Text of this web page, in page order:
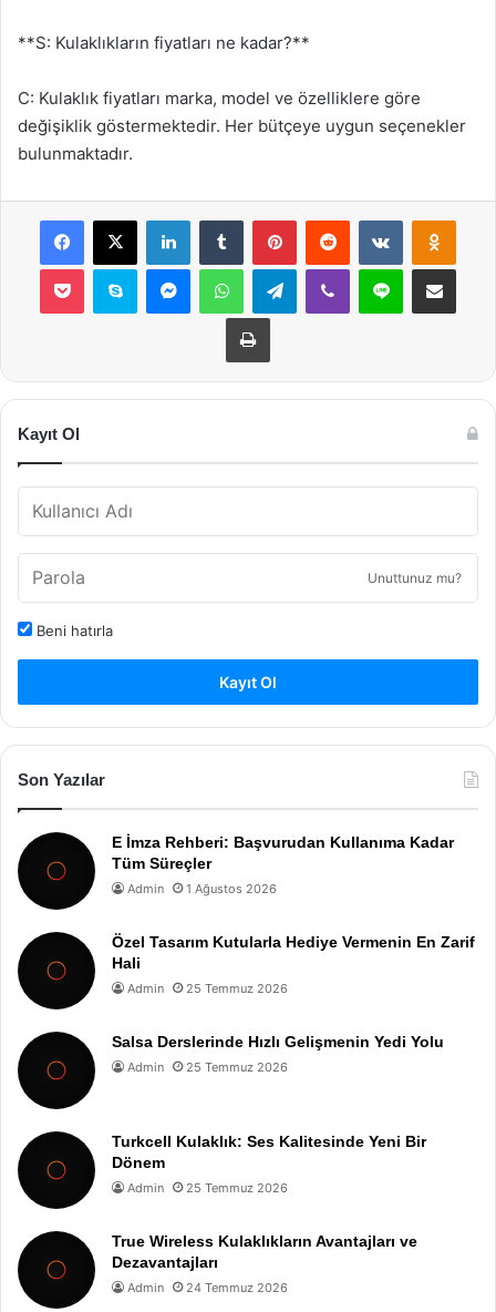
**S: Kulaklıkların fiyatları ne kadar?**
C: Kulaklık fiyatları marka, model ve özelliklere göre
değişiklik göstermektedir. Her bütçeye uygun seçenekler
bulunmaktadır.
Facebook
X LinkedInTumblr PinterestReddit VKontakte
Pocket Skype MessengerWhatsAppTelegramViber Line E-Posta ile
Yazdır
Kayıt Ol
Unuttunuz mu?
Beni hatırla
Kayıt Ol
Son Yazılar
E İmza Rehberi: Başvurudan Kullanıma Kadar
Tüm Süreçler
Admin 1 Ağustos 2026
Özel Tasarım Kutularla Hediye Vermenin En Zarif
Hali
Admin 25 Temmuz 2026
Salsa Derslerinde Hızlı Gelişmenin Yedi Yolu
Admin 25 Temmuz 2026
Turkcell Kulaklık: Ses Kalitesinde Yeni Bir
Dönem
Admin 25 Temmuz 2026
True Wireless Kulaklıkların Avantajları ve
Dezavantajları
Admin 24 Temmuz 2026